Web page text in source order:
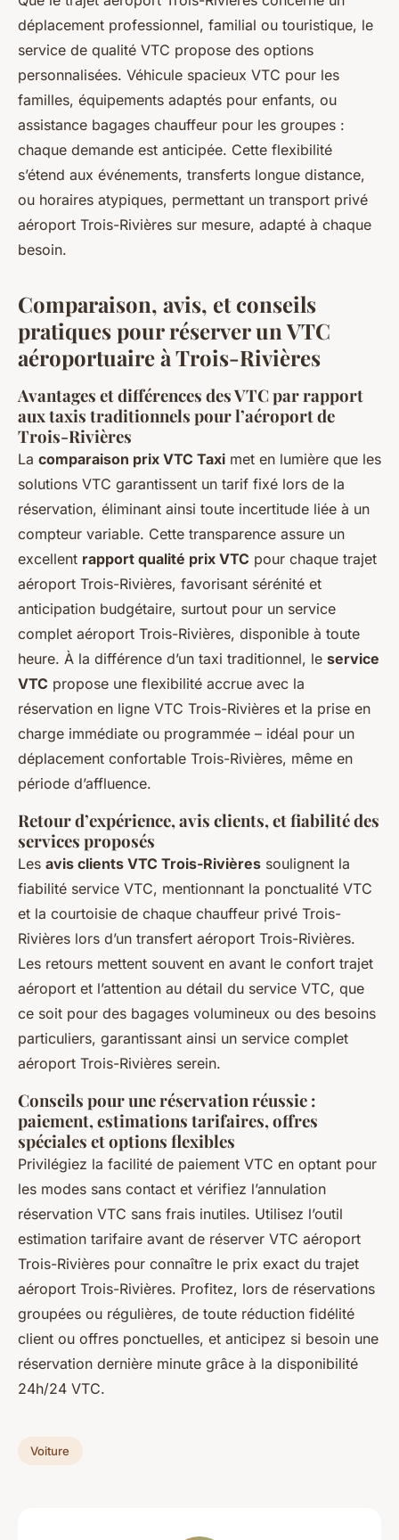
déplacement professionnel, familial ou touristique, le
service de qualité VTC propose des options
personnalisées. Véhicule spacieux VTC pour les
familles, équipements adaptés pour enfants, ou
assistance bagages chauffeur pour les groupes :
chaque demande est anticipée. Cette flexibilité
s’étend aux événements, transferts longue distance,
ou horaires atypiques, permettant un transport privé
aéroport Trois-Rivières sur mesure, adapté à chaque
besoin.
Comparaison, avis, et conseils
pratiques pour réserver un VTC
aéroportuaire à Trois-Rivières
Avantages et différences des VTC par rapport
aux taxis traditionnels pour l’aéroport de
Trois-Rivières
La comparaison prix VTC Taxi met en lumière que les
solutions VTC garantissent un tarif fixé lors de la
réservation, éliminant ainsi toute incertitude liée à un
compteur variable. Cette transparence assure un
excellent rapport qualité prix VTC pour chaque trajet
aéroport Trois-Rivières, favorisant sérénité et
anticipation budgétaire, surtout pour un service
complet aéroport Trois-Rivières, disponible à toute
heure. À la différence d’un taxi traditionnel, le service
VTC propose une flexibilité accrue avec la
réservation en ligne VTC Trois-Rivières et la prise en
charge immédiate ou programmée – idéal pour un
déplacement confortable Trois-Rivières, même en
période d’affluence.
Retour d’expérience, avis clients, et fiabilité des
services proposés
Les avis clients VTC Trois-Rivières soulignent la
fiabilité service VTC, mentionnant la ponctualité VTC
et la courtoisie de chaque chauffeur privé Trois-
Rivières lors d’un transfert aéroport Trois-Rivières.
Les retours mettent souvent en avant le confort trajet
aéroport et l’attention au détail du service VTC, que
ce soit pour des bagages volumineux ou des besoins
particuliers, garantissant ainsi un service complet
aéroport Trois-Rivières serein.
Conseils pour une réservation réussie :
paiement, estimations tarifaires, offres
spéciales et options flexibles
Privilégiez la facilité de paiement VTC en optant pour
les modes sans contact et vérifiez l’annulation
réservation VTC sans frais inutiles. Utilisez l’outil
estimation tarifaire avant de réserver VTC aéroport
Trois-Rivières pour connaître le prix exact du trajet
aéroport Trois-Rivières. Profitez, lors de réservations
groupées ou régulières, de toute réduction fidélité
client ou offres ponctuelles, et anticipez si besoin une
réservation dernière minute grâce à la disponibilité
24h/24 VTC.
Voiture